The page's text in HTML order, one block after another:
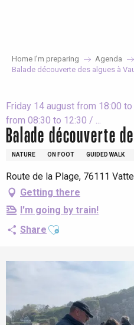
Home I’m preparing Agenda
Balade découverte des algues à
Friday 14 august from 18:00
from 08:30 to 12:30 / ...
Balade découverte
NATURE ON FOOT GUIDED WALK
Route de la Plage, 76111
Getting there
I'm going by train!
Share Ajouter aux favoris